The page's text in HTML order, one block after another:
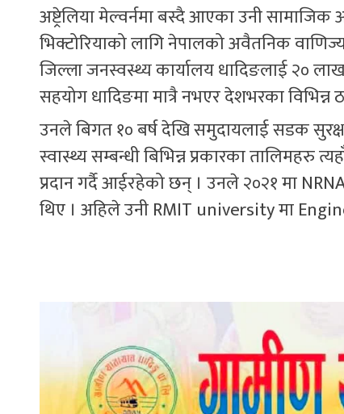
अष्ट्रेलिया मेल्वर्नमा बस्दै आएका उनी
भिक्टोरियाको लागि नेपालको अवैतनिक
जिल्ला जनस्वस्थ्य कार्यालय धादिङलाई २०
सहयोग धादिङमा मात्रै नभएर देशभरका विभिन्न
उनले बिगत १० बर्ष देखि समुदायलाई सडक
स्वास्थ्य सम्बन्धी बिभिन्न प्रकारका तालिमहरु
प्रदान गर्दै आईरहेको छन् । उनले २०२१ मा
थिए । अहिले उनी RMIT university मा